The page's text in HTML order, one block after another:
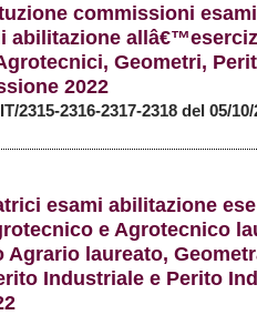
commissioni
abilitazione
Geometri,
2022
2315-2316-2317-2318 del 05/10/
esami abilitazione
e Agrotecnico
Agrario laureato,
Industriale e Perito